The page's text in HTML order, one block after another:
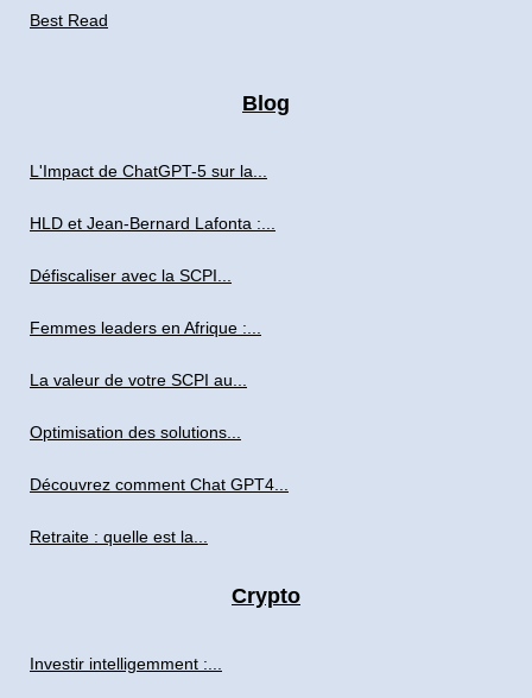
Best Read
Blog
L'Impact de ChatGPT-5 sur la...
HLD et Jean-Bernard Lafonta :...
Défiscaliser avec la SCPI...
Femmes leaders en Afrique :...
La valeur de votre SCPI au...
Optimisation des solutions...
Découvrez comment Chat GPT4...
Retraite : quelle est la...
Crypto
Investir intelligemment :...